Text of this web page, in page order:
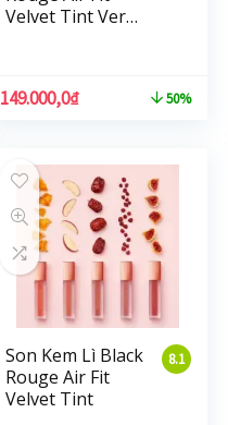
Velvet Tint Ver3
149.000,0₫ 50%
8.1
Son Kem Lì Black
Rouge Air Fit
Velvet Tint